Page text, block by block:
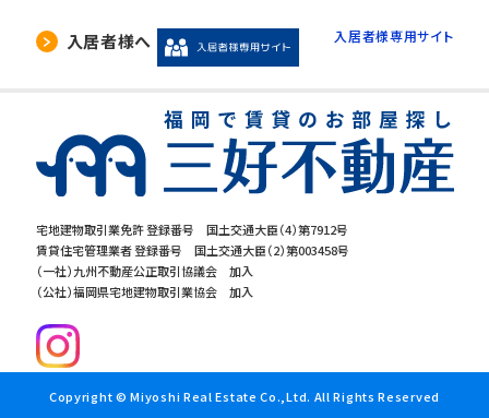
宅地建物取引業免許 登録番号 国土交通大臣（4）第7912号
賃貸住宅管理業者 登録番号 国土交通大臣（2）第003458号
（一社）九州不動産公正取引協議会 加入
（公社）福岡県宅地建物取引業協会 加入
入居者様へ 入居者様専用サイト
Copyright © Miyoshi Real Estate Co.,Ltd. All Rights Reserved